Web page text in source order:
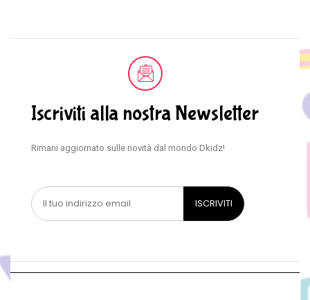
Iscriviti alla nostra Newsletter
Rimani aggiornato sulle novità dal mondo Dkidz!